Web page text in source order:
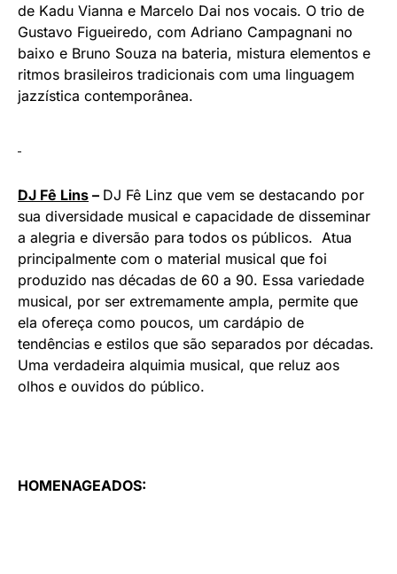
de Kadu Vianna e Marcelo Dai nos vocais. O trio de
Gustavo Figueiredo, com Adriano Campagnani no
baixo e Bruno Souza na bateria, mistura elementos e
ritmos brasileiros tradicionais com uma linguagem
jazzística contemporânea.
DJ Fê Lins – DJ Fê Linz que vem se destacando por
sua diversidade musical e capacidade de disseminar
a alegria e diversão para todos os públicos. Atua
principalmente com o material musical que foi
produzido nas décadas de 60 a 90. Essa variedade
musical, por ser extremamente ampla, permite que
ela ofereça como poucos, um cardápio de
tendências e estilos que são separados por décadas.
Uma verdadeira alquimia musical, que reluz aos
olhos e ouvidos do público.
HOMENAGEADOS: